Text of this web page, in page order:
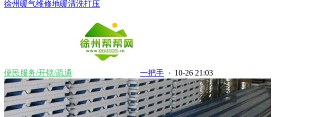
徐州暖气维修地暖清洗打压
便民服务/开锁/疏通 一把手 · 10-26 21:03